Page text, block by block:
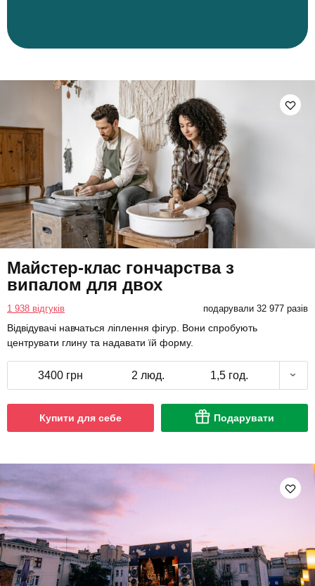
Майстер-клас гончарства з
випалом для двох
1 938 відгуків подарували 32 977 разів
Відвідувачі навчаться ліплення фігур. Вони спробують
центрувати глину та надавати їй форму.
3400 грн 2 люд. 1,5 год.
Купити для себе Подарувати